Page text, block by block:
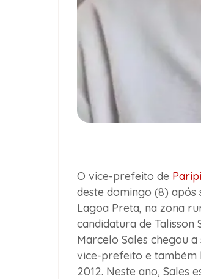
O vice-prefeito de
deste domingo (8)
Lagoa Preta, na zona
candidatura de Talisson
Marcelo Sales chegou
vice-prefeito e também
2012. Neste ano, Sales